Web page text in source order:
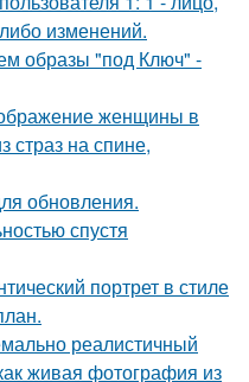
изменений.
образы "под Ключ" -
женщины в
страз на спине,
обновления.
спустя
портрет в стиле
реалистичный
живая фотография из